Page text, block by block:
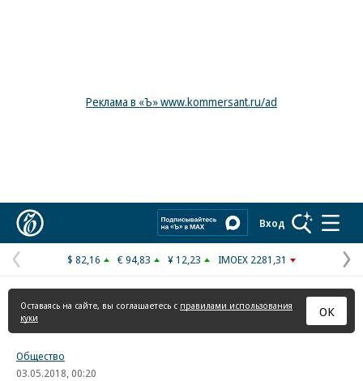
Реклама в «Ъ» www.kommersant.ru/ad
Вход
Предыдущая
страница
$ 82,16 € 94,83 ¥ 12,23 IMOEX 2281,31
Оставаясь на сайте, вы соглашаетесь с правилами использования
куки
ОК
Общество
03.05.2018, 00:20